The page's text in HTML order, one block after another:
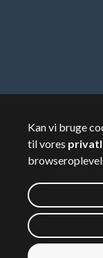
Kan vi bruge
til vores